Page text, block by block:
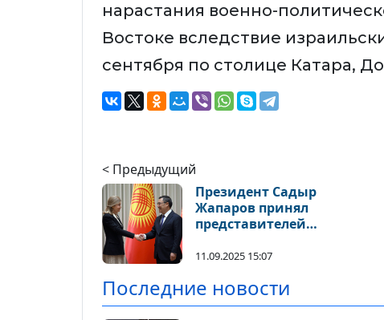
нарастания военно-
Востоке вследствие
сентября по столице Катара,
< Предыдущий
Президент Садыр
Жапаров принял
представителей
11.09.2025 15:07
Последние новости